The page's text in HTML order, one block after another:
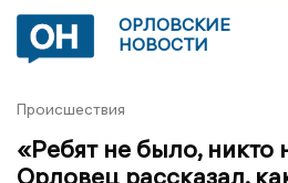
ОРЛОВСКИЕ
НОВОСТИ
Происшествия
«Ребят не было, никто
Орловец рассказал,